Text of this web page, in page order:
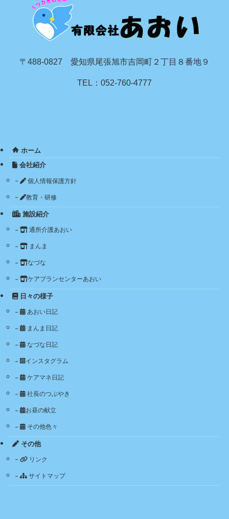
〒488-0827 愛知県尾張旭市吉岡町２丁目８番地９
TEL：052-760-4777
ホーム
会社紹介
個人情報保護方針
教育・研修
施設紹介
通所介護あおい
まんま
なづな
ケアプランセンターあおい
日々の様子
あおい日記
まんま日記
なづな日記
インスタグラム
ケアマネ日記
社長のつぶやき
お昼の献立
その他色々
その他
リンク
サイトマップ